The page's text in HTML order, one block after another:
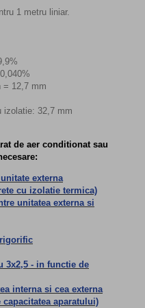
1 metru liniar.
= 12,7 mm
izolatie: 32,7 mm
de aer conditionat sau
externa
cu izolatie termica)
unitatea externa si
3x2,5 - in functie de
interna si cea externa
aparatului)